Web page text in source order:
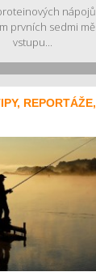
prvních sedmi
vstupu...
REPORTÁŽE,